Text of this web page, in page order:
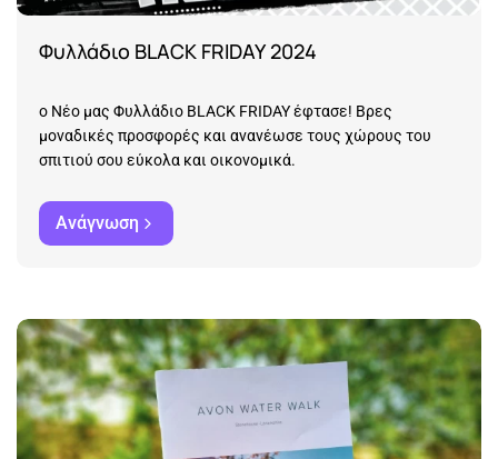
Φυλλάδιο BLACK FRIDAY 2024
ο Νέο μας Φυλλάδιο BLACK FRIDAY έφτασε! Βρες
μοναδικές προσφορές και ανανέωσε τους χώρους του
σπιτιού σου εύκολα και οικονομικά.
Ανάγνωση